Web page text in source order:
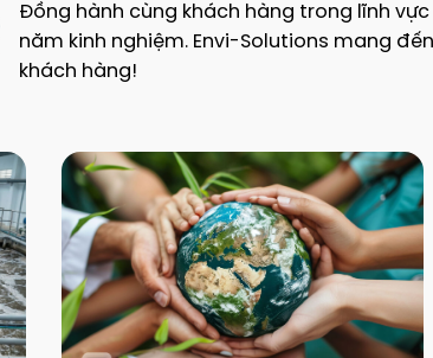
Đồng hành cùng khách hàng trong lĩnh
năm kinh nghiệm. Envi-Solutions mang
khách hàng!